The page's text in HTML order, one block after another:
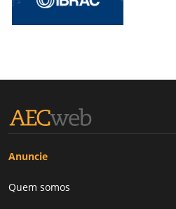
Anuncie
Quem somos